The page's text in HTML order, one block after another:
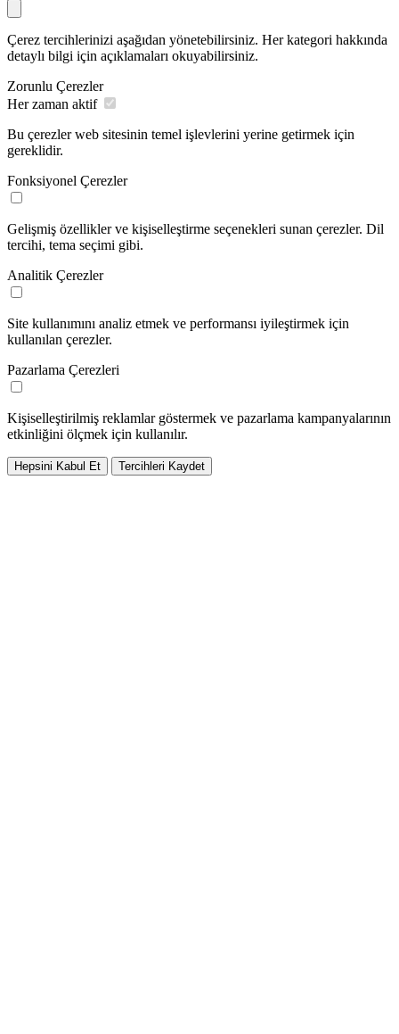
Çerez tercihlerinizi aşağıdan yönetebilirsiniz. Her kategori hakkında
detaylı bilgi için açıklamaları okuyabilirsiniz.
Zorunlu Çerezler
Her zaman aktif
Bu çerezler web sitesinin temel işlevlerini yerine getirmek için
gereklidir.
Fonksiyonel Çerezler
Gelişmiş özellikler ve kişiselleştirme seçenekleri sunan çerezler. Dil
tercihi, tema seçimi gibi.
Analitik Çerezler
Site kullanımını analiz etmek ve performansı iyileştirmek için
kullanılan çerezler.
Pazarlama Çerezleri
Kişiselleştirilmiş reklamlar göstermek ve pazarlama kampanyalarının
etkinliğini ölçmek için kullanılır.
Hepsini Kabul Et Tercihleri Kaydet